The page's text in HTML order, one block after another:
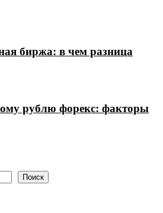
биржа: в чем разница
рублю форекс: факторы
Поиск